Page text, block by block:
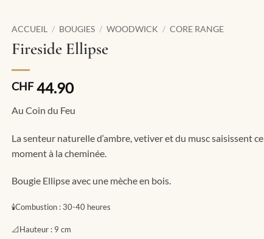
ACCUEIL / BOUGIES / WOODWICK / CORE RANGE
Fireside Ellipse
CHF44.90
Au Coin du Feu
La senteur naturelle d‘ambre, vetiver et du musc saisissent ce
moment à la cheminée.
Bougie Ellipse avec une mèche en bois.
🕯Combustion :30-40 heures
📐Hauteur : 9 cm